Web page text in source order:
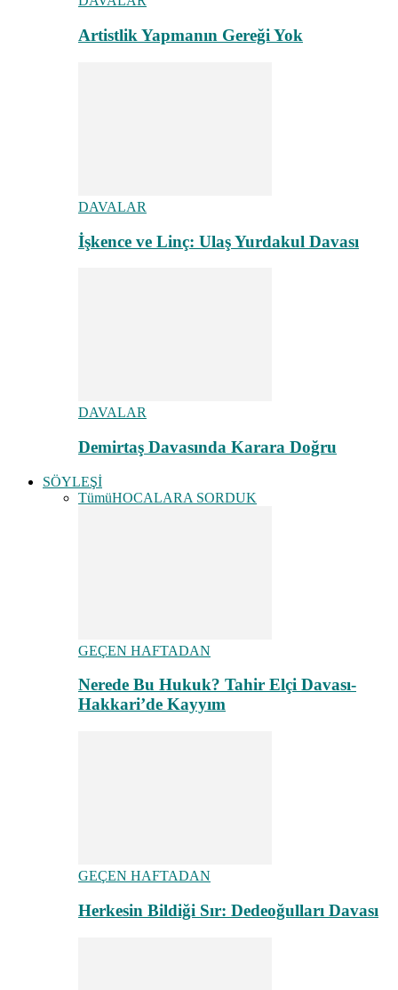
Artistlik Yapmanın Gereği Yok
DAVALAR
İşkence ve Linç: Ulaş Yurdakul Davası
DAVALAR
Demirtaş Davasında Karara Doğru
SÖYLEŞİ
TümüHOCALARA SORDUK
GEÇEN HAFTADAN
Nerede Bu Hukuk? Tahir Elçi Davası-
Hakkari’de Kayyım
GEÇEN HAFTADAN
Herkesin Bildiği Sır: Dedeoğulları Davası